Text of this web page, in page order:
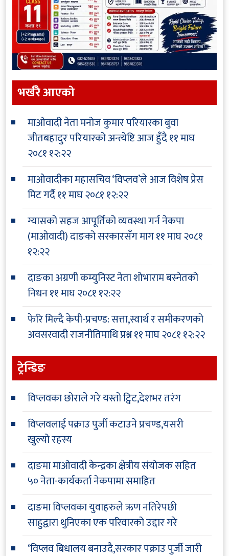
भर्खरै आएकाे
माओवादी नेता मनोज कुमार परियारका बुवा
जीतबहादुर परियारको अन्त्येष्टि आज हुँदै११ माघ
२०८१ १२:२२
माओवादीका महासचिव ‘विप्लव’ले आज विशेष प्रेस
मिट गर्दै११ माघ २०८१ १२:२२
ग्यासको सहज आपूर्तिको व्यवस्था गर्न नेकपा
(माओवादी) दाङको सरकारसँग माग११ माघ २०८१
१२:२२
दाङका अग्रणी कम्युनिस्ट नेता शोभाराम बस्नेतको
निधन११ माघ २०८१ १२:२२
फेरि मिल्दै केपी-प्रचण्ड: सत्ता,स्वार्थ र समीकरणको
अवसरवादी राजनीतिमाथि प्रश्न११ माघ २०८१ १२:२२
ट्रेन्डिङ
विप्लवका छोराले गरे यस्तो ट्विट,देशभर तरंग
विप्लवलाई पक्राउ पुर्जी कटाउने प्रचण्ड,यसरी
खुल्यो रहस्य
दाङमा माओवादी केन्द्रका क्षेत्रीय संयोजक सहित
५० नेता-कार्यकर्ता नेकपामा समाहित
दाङमा विप्लवका युवाहरुले ऋण नतिरेपछी
साहुद्वारा थुनिएका एक परिवारको उद्दार गरे
‘विप्लव बिधालय बनाउदै,सरकार पक्राउ पुर्जी जारी